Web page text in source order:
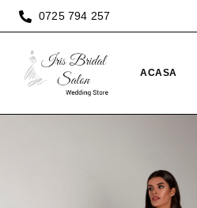
0725 794 257
ACASA